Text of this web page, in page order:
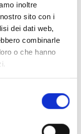
inoltre
sito con i
dei dati web,
combinarle
o che hanno
ha solide
come un
le strade e sotto
davvero unica,
come quelli d’un
tutti sono